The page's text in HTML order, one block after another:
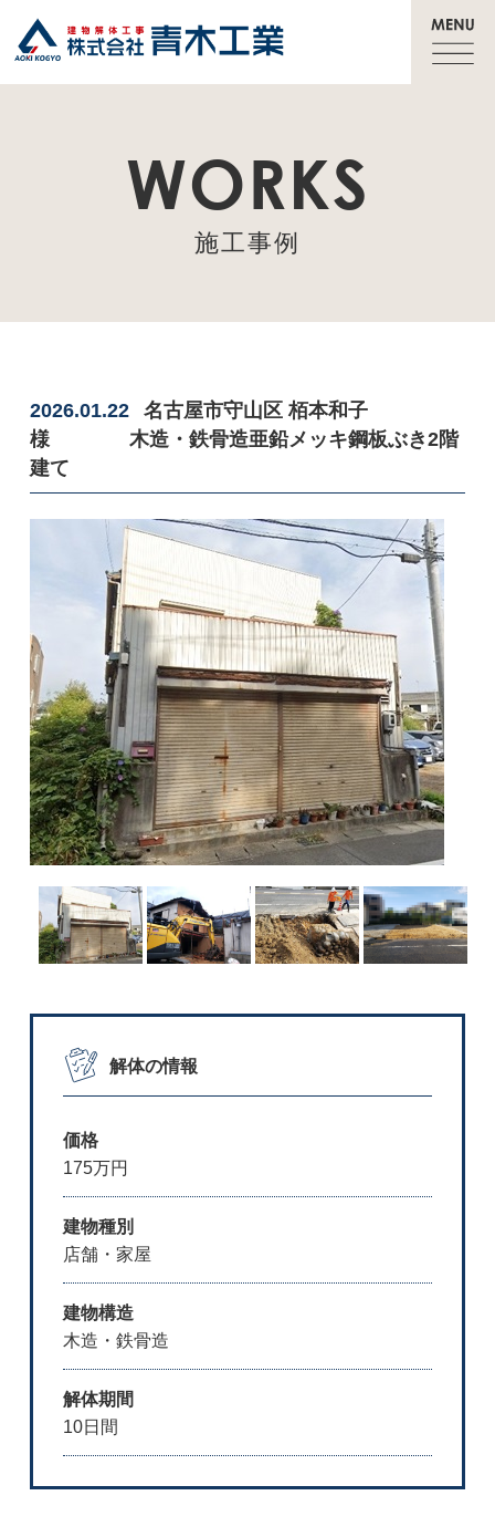
WORKS
施工事例
2026.01.22
名古屋市守山区 栢本和子
様 木造・鉄骨造亜鉛メッキ鋼板ぶき2階
建て
解体の情報
価格
175万円
建物種別
店舗・家屋
建物構造
木造・鉄骨造
解体期間
10日間